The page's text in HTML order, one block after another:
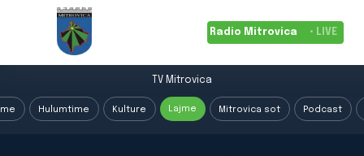
Radio Mitrovica • LIVE
TV Mitrovica
Hulumtime Kulture Lajme Mitrovica sot Podcast